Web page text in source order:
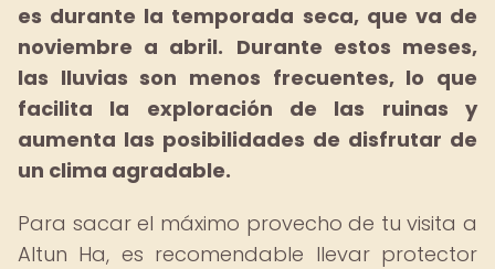
es durante la temporada seca, que va de
noviembre a abril. Durante estos meses,
las lluvias son menos frecuentes, lo que
facilita la exploración de las ruinas y
aumenta las posibilidades de disfrutar de
un clima agradable.
Para sacar el máximo provecho de tu visita a
Altun Ha, es recomendable llevar protector